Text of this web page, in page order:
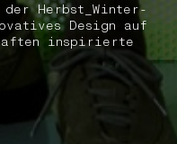
Herbst_Winter-
Design auf
inspirierte